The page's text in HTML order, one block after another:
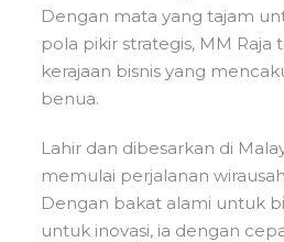
Dengan mata yang tajam
pola pikir strategis, MM
kerajaan bisnis yang
benua.
Lahir dan dibesarkan di
memulai perjalanan
Dengan bakat alami untuk
untuk inovasi, ia dengan